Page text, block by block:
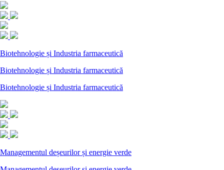
Biotehnologie și Industria farmaceutică
Biotehnologie și Industria farmaceutică
Biotehnologie și Industria farmaceutică
Managementul deșeurilor și energie verde